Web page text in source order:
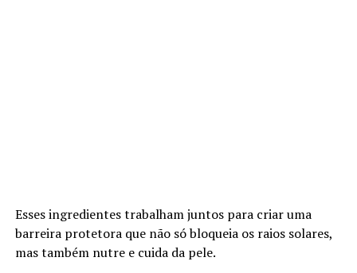
Esses ingredientes trabalham juntos para criar uma
barreira protetora que não só bloqueia os raios solares,
mas também nutre e cuida da pele.